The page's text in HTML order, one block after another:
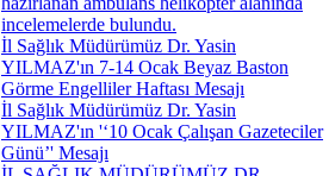
incelemelerde bulundu.
İl Sağlık Müdürümüz Dr. Yasin
YILMAZ'ın 7-14 Ocak Beyaz Baston
Görme Engelliler Haftası Mesajı
İl Sağlık Müdürümüz Dr. Yasin
YILMAZ'ın '‘10 Ocak Çalışan Gazeteciler
Günü’' Mesajı